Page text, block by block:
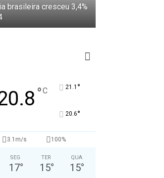
brasileira cresceu 3,4%
°C 21.1 °
20.6°
3.1m/s 100%
SEG
17°
TER
15°
QUA
15°